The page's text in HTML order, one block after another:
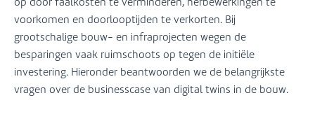
voorkomen en doorlooptijden te verkorten. Bij
grootschalige bouw- en infraprojecten wegen de
besparingen vaak ruimschoots op tegen de initiële
investering. Hieronder beantwoorden we de belangrijkste
vragen over de businesscase van digital twins in de bouw.